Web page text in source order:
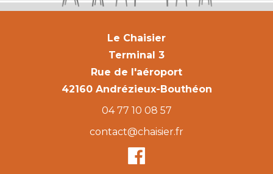
Le Chaisier
Terminal 3
Rue de l'aéroport
42160 Andrézieux-Bouthéon
04 77 10 08 57
contact@chaisier.fr